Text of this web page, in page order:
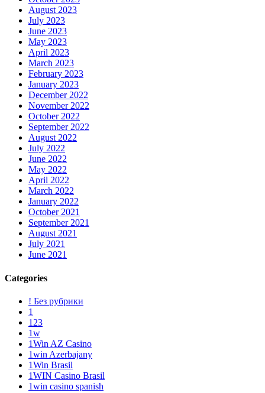
August 2023
July 2023
June 2023
May 2023
April 2023
March 2023
February 2023
January 2023
December 2022
November 2022
October 2022
September 2022
August 2022
July 2022
June 2022
May 2022
April 2022
March 2022
January 2022
October 2021
September 2021
August 2021
July 2021
June 2021
Categories
! Без рубрики
1
123
1w
1Win AZ Casino
1win Azerbajany
1Win Brasil
1WIN Casino Brasil
1win casino spanish